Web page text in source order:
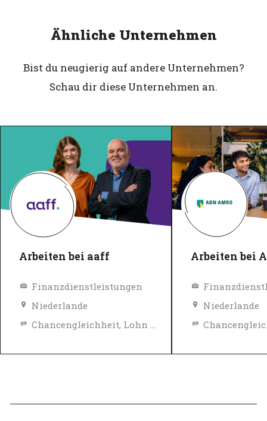
Ähnliche Unternehmen
Bist du neugierig auf andere Unternehmen?
Schau dir diese Unternehmen an.
Arbeiten bei aaff
Finanzdienstleistungen
Niederlande
Arbeiten bei
Niederlande